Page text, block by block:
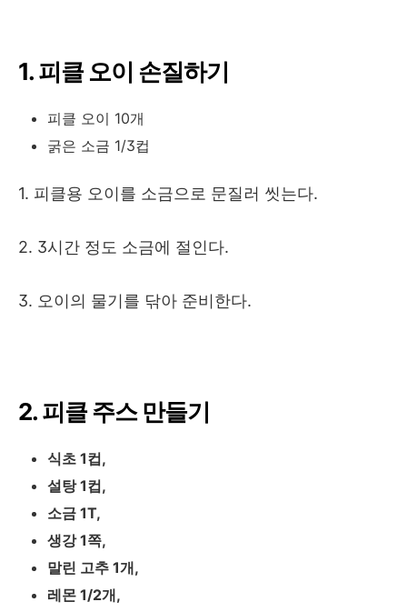
1. 피클 오이 손질하기
피클 오이 10개
굵은 소금 1/3컵
1. 피클용 오이를 소금으로 문질러 씻는다.
2. 3시간 정도 소금에 절인다.
3. 오이의 물기를 닦아 준비한다.
2. 피클 주스 만들기
식초 1컵,
설탕 1컵,
소금 1T,
생강 1쪽,
말린 고추 1개,
레몬 1/2개,